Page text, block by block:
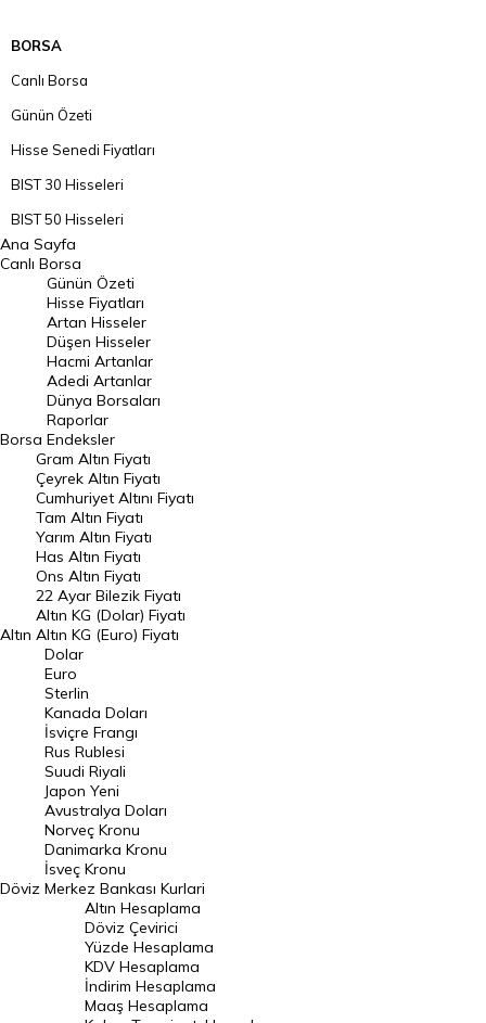
BORSA
Canlı Borsa
Günün Özeti
Hisse Senedi Fiyatları
BIST 30 Hisseleri
BIST 50 Hisseleri
BIST 100 Hisseleri
En Çok Artan Hisseler
En Çok Düşen Hisseler
Hacmi Artanlar
Geçmiş Kapanışlar
Dünya Borsaları
Raporlar
Endeksler
DÖVİZ
Döviz Kuru
Dolar Kuru
Euro Kuru
Pound Kuru
Frank Kuru
Riyal Kuru
Avustralya Doları
Danimarka Kronu Kuru
Kanada Doları Kuru
Norveç Kronu Kuru
İsveç Kronu Kuru
Japon Yeni Kuru
Serbest Piyasa Döviz Kurları
Ana Sayfa
Canlı Borsa
Borsa
Günün Özeti
Hisse Fiyatları
Artan Hisseler
Düşen Hisseler
Hacmi Artanlar
Adedi Artanlar
Dünya Borsaları
Raporlar
Endeksler
Altın
Gram Altın Fiyatı
Çeyrek Altın Fiyatı
Cumhuriyet Altını Fiyatı
Tam Altın Fiyatı
Yarım Altın Fiyatı
Has Altın Fiyatı
Ons Altın Fiyatı
22 Ayar Bilezik Fiyatı
Altın KG (Dolar) Fiyatı
Altın KG (Euro) Fiyatı
Döviz
Dolar
Euro
Sterlin
Kanada Doları
İsviçre Frangı
Rus Rublesi
Suudi Riyali
Japon Yeni
Avustralya Doları
Norveç Kronu
Danimarka Kronu
İsveç Kronu
Merkez Bankası Kurlari
Altın Hesaplama
Döviz Çevirici
Yüzde Hesaplama
KDV Hesaplama
İndirim Hesaplama
Maaş Hesaplama